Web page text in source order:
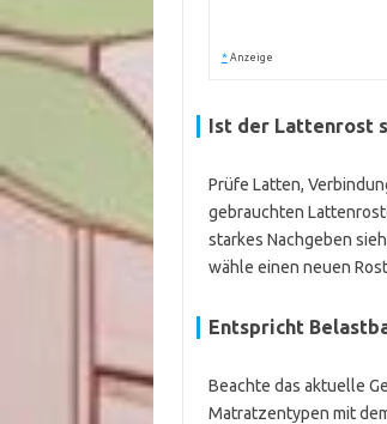
* Anzeige
Ist der Lattenrost
Prüfe Latten,
gebrauchten
starkes Nachgeben
wähle einen neuen
Entspricht
Beachte das aktuelle
Matratzentypen mit